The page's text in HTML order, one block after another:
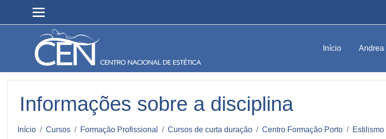
Início Andrea
Informações sobre a disciplina
Início Cursos Formação Profissional Cursos de curta duração Centro Formação Porto